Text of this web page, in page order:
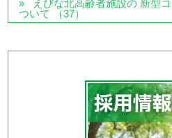
えびな北高齢者施設の 新型
ついて （37）